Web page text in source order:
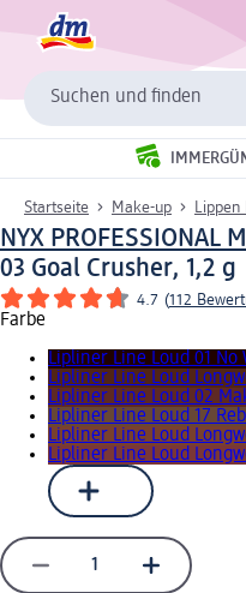
Suchen und finden
Startseite Make-up
NYX PROFESSIONAL
03 Goal Crusher, 1,2 g
4.7 (112
Farbe
Lipliner Line Loud 01 No
Lipliner Line Loud
Lipliner Line Loud 02
Lipliner Line Loud 17
Lipliner Line Loud
Lipliner Line Loud